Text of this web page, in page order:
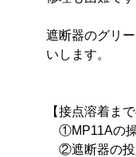
遮断器のグリ
いします。
【接点溶着ま
①MP11Aの操
②遮断器の投